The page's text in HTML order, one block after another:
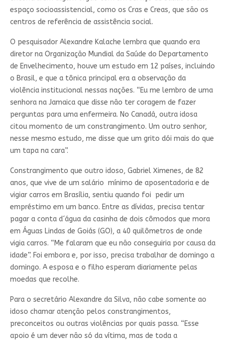
espaço socioassistencial, como os Cras e Creas, que são os
centros de referência de assistência social.
O pesquisador Alexandre Kalache lembra que quando era
diretor na Organização Mundial da Saúde do Departamento
de Envelhecimento, houve um estudo em 12 países, incluindo
o Brasil, e que a tônica principal era a observação da
violência institucional nessas nações. “Eu me lembro de uma
senhora na Jamaica que disse não ter coragem de fazer
perguntas para uma enfermeira. No Canadá, outra idosa
citou momento de um constrangimento. Um outro senhor,
nesse mesmo estudo, me disse que um grito dói mais do que
um tapa na cara”.
Constrangimento que outro idoso, Gabriel Ximenes, de 82
anos, que vive de um salário mínimo de aposentadoria e de
vigiar carros em Brasília, sentiu quando foi pedir um
empréstimo em um banco. Entre as dívidas, precisa tentar
pagar a conta d´água da casinha de dois cômodos que mora
em Águas Lindas de Goiás (GO), a 40 quilômetros de onde
vigia carros. “Me falaram que eu não conseguiria por causa da
idade”. Foi embora e, por isso, precisa trabalhar de domingo a
domingo. A esposa e o filho esperam diariamente pelas
moedas que recolhe.
Para o secretário Alexandre da Silva, não cabe somente ao
idoso chamar atenção pelos constrangimentos,
preconceitos ou outras violências por quais passa. “Esse
apoio é um dever não só da vítima, mas de toda a